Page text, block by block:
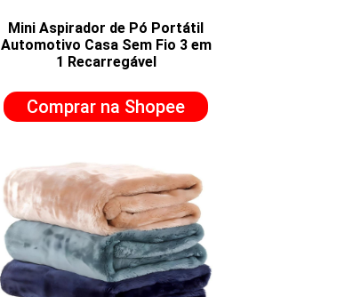
Mini Aspirador de Pó Portátil
Automotivo Casa Sem Fio 3 em
1 Recarregável
Comprar na Shopee